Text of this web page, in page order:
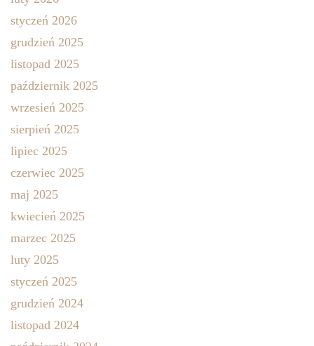
styczeń 2026
grudzień 2025
listopad 2025
październik 2025
wrzesień 2025
sierpień 2025
lipiec 2025
czerwiec 2025
maj 2025
kwiecień 2025
marzec 2025
luty 2025
styczeń 2025
grudzień 2024
listopad 2024